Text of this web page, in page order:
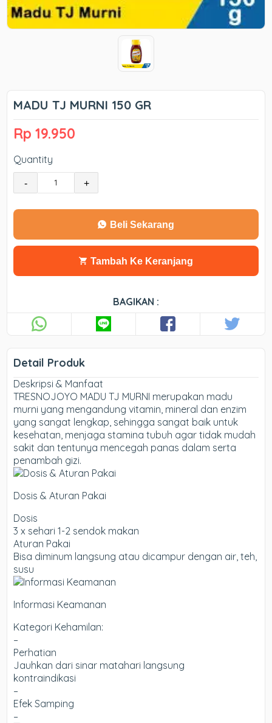
MADU TJ MURNI 150 GR
Rp 19.950
Quantity
- +
Beli Sekarang
Tambah Ke Keranjang
BAGIKAN :
Detail Produk
Deskripsi & Manfaat
TRESNOJOYO MADU TJ MURNI merupakan madu
murni yang mengandung vitamin, mineral dan enzim
yang sangat lengkap, sehingga sangat baik untuk
kesehatan, menjaga stamina tubuh agar tidak mudah
sakit dan tentunya mencegah panas dalam serta
penambah gizi.
Dosis & Aturan Pakai
Dosis
3 x sehari 1-2 sendok makan
Aturan Pakai
Bisa diminum langsung atau dicampur dengan air, teh,
susu
Informasi Keamanan
Kategori Kehamilan:
–
Perhatian
Jauhkan dari sinar matahari langsung
kontraindikasi
–
Efek Samping
–